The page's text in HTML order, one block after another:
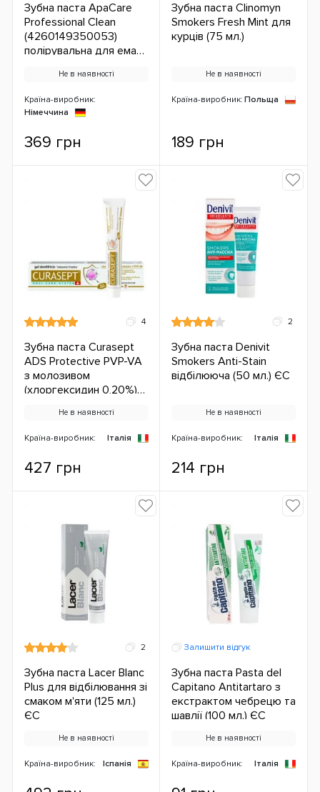
Зубна паста ApaCare
Professional Clean
(4260149350053)
полірувальна для емалі
Не в наявності
Країна-виробник:
Німеччина
369 грн
Зубна паста Clinomyn
Smokers Fresh Mint для
курців (75 мл.)
Не в наявності
Країна-виробник: Польща
189 грн
4
Зубна паста Curasept
ADS Protective PVP-VA
з молозивом
(хлоргексидин 0,20%)
Не в наявності
Країна-виробник: Італія
427 грн
2
Зубна паста Denivit
Smokers Anti-Stain
відбілююча (50 мл.) ЄС
Не в наявності
Країна-виробник: Італія
214 грн
2
Зубна паста Lacer Blanc
Plus для відбілювання зі
смаком м'яти (125 мл.)
ЄС
Не в наявності
Країна-виробник: Іспанія
Залишити відгук
Зубна паста Pasta del
Capitano Antitartaro з
екстрактом чебрецю та
шавлії (100 мл.) ЄС
Не в наявності
Країна-виробник: Італія